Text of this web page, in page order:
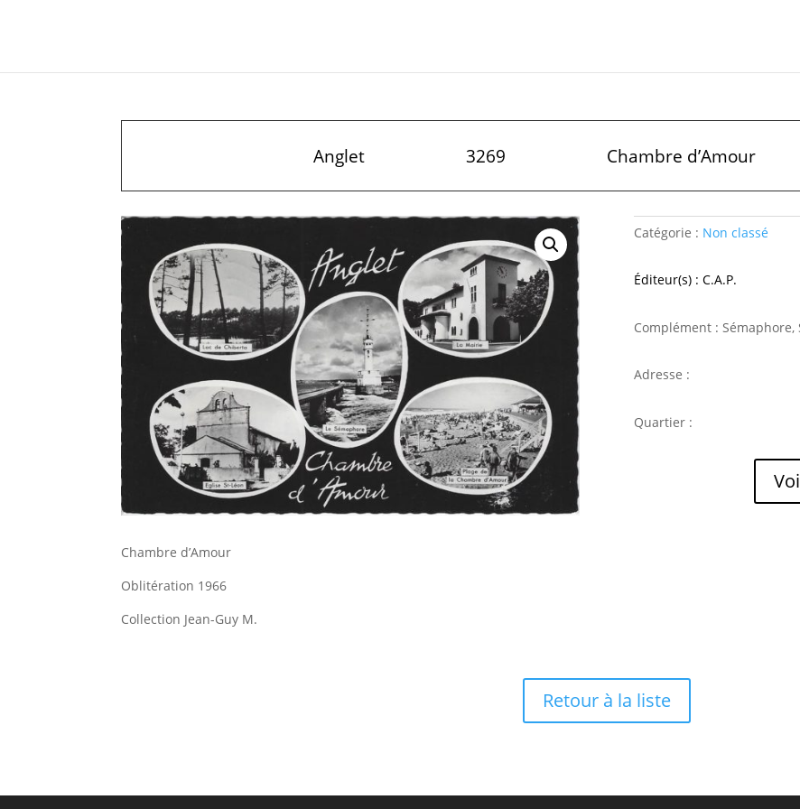
Anglet 3269 Chambre d’Amour
Chambre d’Amour
Oblitération 1966
Collection Jean-Guy M.
Catégorie : Non classé
Éditeur(s) : C.A.P.
Complément : Sémaphore,
Adresse :
Quartier :
Retour à la liste